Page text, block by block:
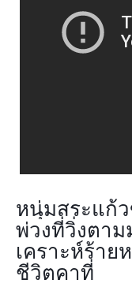
หนุ่มสระแก้
พ่วงที่วิ่งตา
เคราะห์ร้าย
ชีวิตคาที่